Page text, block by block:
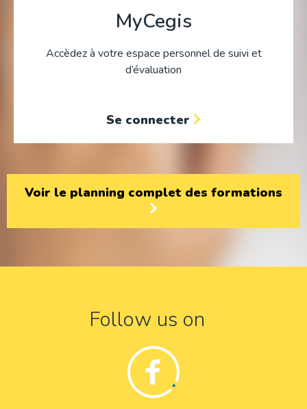
MyCegis
Accèdez à votre espace personnel de suivi et
d’évaluation
Se connecter
Voir le planning complet des formations
Follow us on
Facebook